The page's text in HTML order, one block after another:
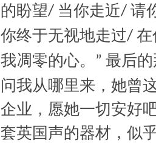
的盼望/ 当你走近/ 请
你终于无视地走过/ 在
我凋零的心。
” 最后
问我从哪里来，她曾
企业，愿她一切安好
套英国声的器材，似